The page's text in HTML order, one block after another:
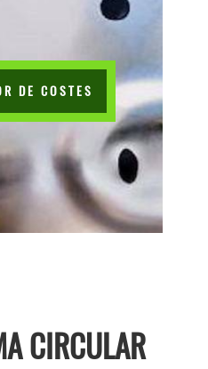
DE COSTES
CIRCULAR